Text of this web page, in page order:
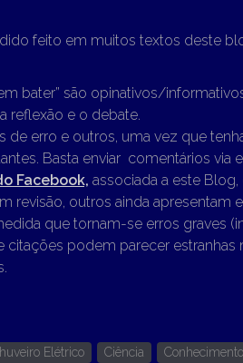
feito em muitos textos deste
bater” são opinativos/
reflexão e o debate.
de erro e outros, uma vez que
Basta enviar comentários via
Facebook, associada a este
revisão, outros ainda apresentam
que tornam-se erros graves
citações podem parecer
Elétrico Ciência Conhecimento